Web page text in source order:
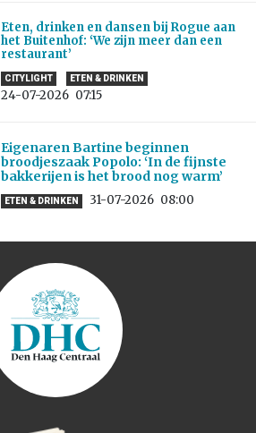
Eten, drinken en dansen bij Rogue aan
het Buitenhof: ‘We zijn meer dan een
restaurant’
CITYLIGHT ETEN & DRINKEN
24-07-2026 07:15
Eigenaren Bartine beginnen
broodjeszaak Popolo: ‘In de fijnste
bakkerijen is het brood nog warm’
ETEN & DRINKEN 31-07-2026 08:00